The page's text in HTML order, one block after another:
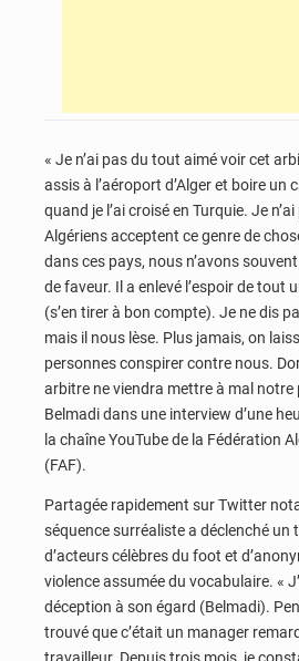
« Je n’ai pas du tout aimé voir cet
assis à l’aéroport d’Alger et boire un
quand je l’ai croisé en Turquie. Je
Algériens acceptent ce genre de
dans ces pays, nous n’avons
de faveur. Il a enlevé l’espoir de tout
(s’en tirer à bon compte). Je ne dis
mais il nous lèse. Plus jamais, on
personnes conspirer contre nous.
arbitre ne viendra mettre à mal notre
Belmadi dans une interview d’une
la chaîne YouTube de la Fédération
(FAF).
Partagée rapidement sur Twitter
séquence surréaliste a déclenché un
d’acteurs célèbres du foot et
violence assumée du vocabulaire. «
déception à son égard (Belmadi).
trouvé que c’était un manager